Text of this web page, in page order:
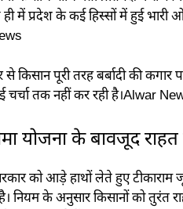
में प्रदेश के कई हिस्सों में हुई भारी
किसान पूरी तरह बर्बादी की
चर्चा तक नहीं कर रही है।Alwar
योजना के बावजूद राहत
को आड़े हाथों लेते हुए टीकाराम
नियम के अनुसार किसानों को तुरंत